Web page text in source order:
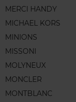
MERCI HANDY
MICHAEL KORS
MINIONS
MISSONI
MOLYNEUX
MONCLER
MONTBLANC